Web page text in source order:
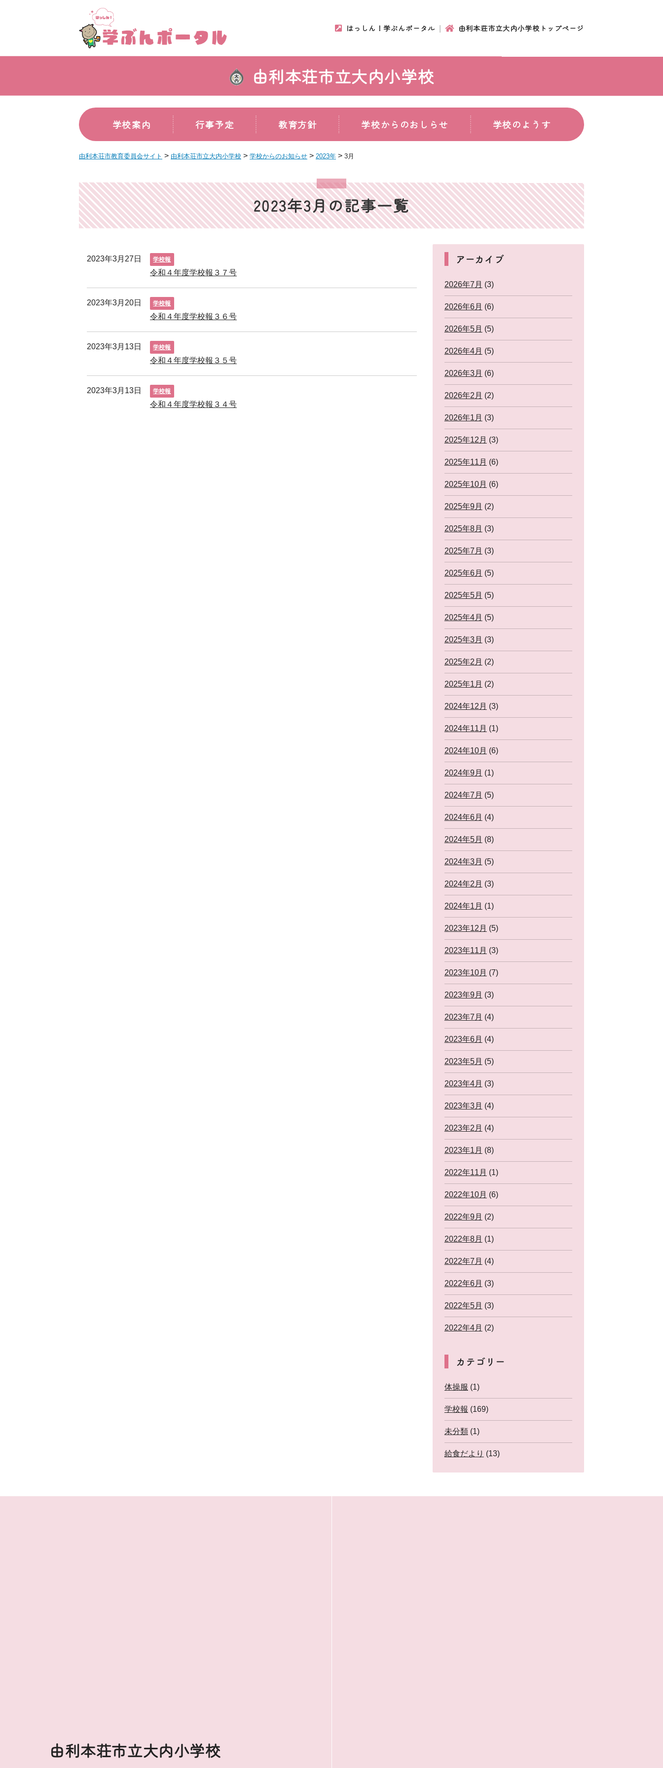
はっしん！学ぶんポータル 由利本荘市立大内小学校トップページ
由利本荘市立大内小学校
学校案内 行事予定 教育方針 学校からのおしらせ 学校のようす
由利本荘市教育委員会サイト > 由利本荘市立大内小学校 > 学校からのお知らせ > 2023年 > 3月
2023年3月の記事一覧
2023年3月27日 学校報
令和４年度学校報３７号
2023年3月20日 学校報
令和４年度学校報３６号
2023年3月13日 学校報
令和４年度学校報３５号
2023年3月13日 学校報
令和４年度学校報３４号
アーカイブ
2026年7月 (3)
2026年6月 (6)
2026年5月 (5)
2026年4月 (5)
2026年3月 (6)
2026年2月 (2)
2026年1月 (3)
2025年12月 (3)
2025年11月 (6)
2025年10月 (6)
2025年9月 (2)
2025年8月 (3)
2025年7月 (3)
2025年6月 (5)
2025年5月 (5)
2025年4月 (5)
2025年3月 (3)
2025年2月 (2)
2025年1月 (2)
2024年12月 (3)
2024年11月 (1)
2024年10月 (6)
2024年9月 (1)
2024年7月 (5)
2024年6月 (4)
2024年5月 (8)
2024年3月 (5)
2024年2月 (3)
2024年1月 (1)
2023年12月 (5)
2023年11月 (3)
2023年10月 (7)
2023年9月 (3)
2023年7月 (4)
2023年6月 (4)
2023年5月 (5)
2023年4月 (3)
2023年3月 (4)
2023年2月 (4)
2023年1月 (8)
2022年11月 (1)
2022年10月 (6)
2022年9月 (2)
2022年8月 (1)
2022年7月 (4)
2022年6月 (3)
2022年5月 (3)
2022年4月 (2)
カテゴリー
体操服 (1)
学校報 (169)
未分類(1)
給食だより (13)
由利本荘市立大内小学校